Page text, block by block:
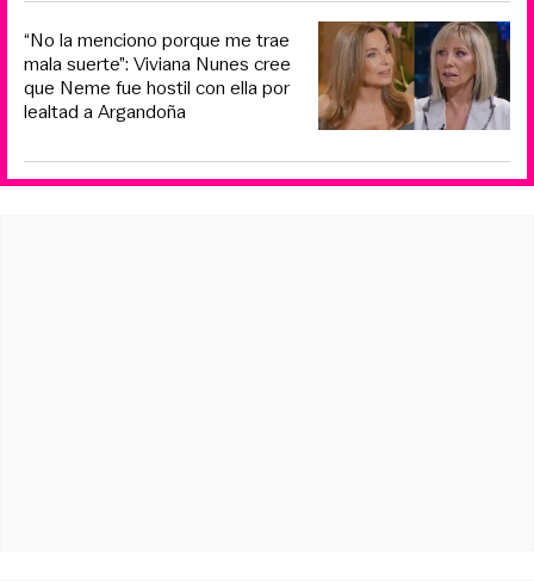
“No la menciono porque me trae
mala suerte”: Viviana Nunes cree
que Neme fue hostil con ella por
lealtad a Argandoña